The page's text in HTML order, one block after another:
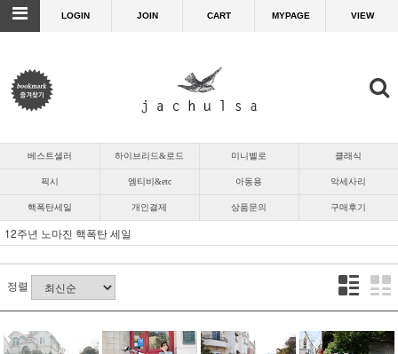
LOGIN JOIN CART MYPAGE VIEW
베스트셀러 하이브리드&로드 미니벨로 클래식
픽시 엠티비&etc 아동용 악세사리
핵폭탄세일 개인결제 상품문의 구매후기
12주년 노마진 핵폭탄 세일
정렬